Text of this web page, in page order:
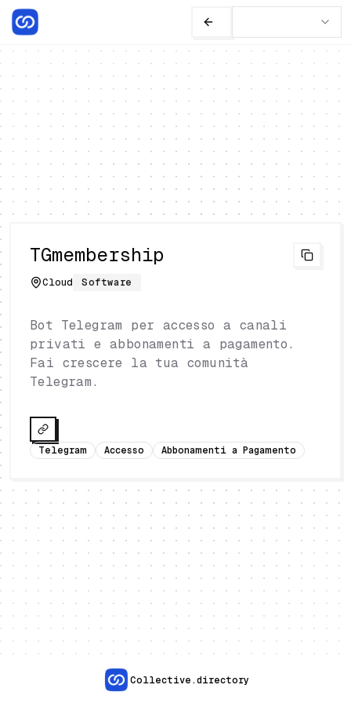
TGmembership
Cloud Software
Bot Telegram per accesso a canali
privati e abbonamenti a pagamento.
Fai crescere la tua comunità
Telegram.
Telegram Accesso Abbonamenti a Pagamento
Collective.directory